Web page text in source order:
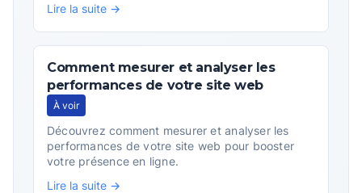
Lire la suite →
Comment mesurer et analyser les
performances de votre site web
À voir
Découvrez comment mesurer et analyser les
performances de votre site web pour booster
votre présence en ligne.
Lire la suite →